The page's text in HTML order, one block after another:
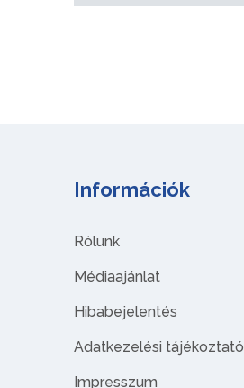
Információk
Rólunk
Médiaajánlat
Hibabejelentés
Adatkezelési tájékoztató
Impresszum